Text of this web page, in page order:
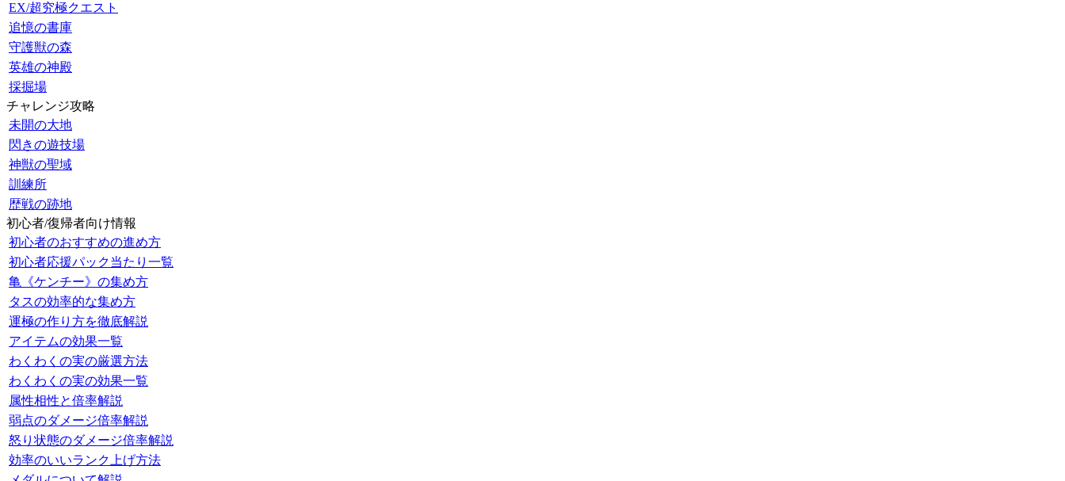
EX/超究極クエスト
追憶の書庫
守護獣の森
英雄の神殿
採掘場
チャレンジ攻略
未開の大地
閃きの遊技場
神獣の聖域
訓練所
歴戦の跡地
初心者/復帰者向け情報
初心者のおすすめの進め方
初心者応援パック当たり一覧
亀《ケンチー》の集め方
タスの効率的な集め方
運極の作り方を徹底解説
アイテムの効果一覧
わくわくの実の厳選方法
わくわくの実の効果一覧
属性相性と倍率解説
弱点のダメージ倍率解説
怒り状態のダメージ倍率解説
効率のいいランク上げ方法